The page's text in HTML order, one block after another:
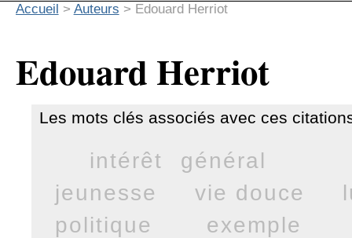
Accueil > Auteurs > Edouard Herriot
Edouard Herriot
Les mots clés associés avec ces
intérêt général
jeunesse
vie douce
politique
exemple